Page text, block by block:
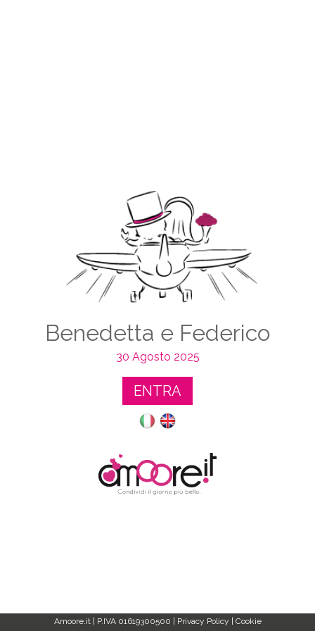
Benedetta e Federico
30 Agosto 2025
ENTRA
Amoore.it | P.IVA 01619300500 | Privacy Policy Cookie